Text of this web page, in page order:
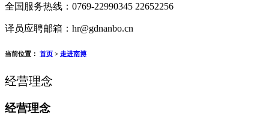
全国服务热线：0769-22990345 22652256
译员应聘邮箱：hr@gdnanbo.cn
当前位置： 首页 > 走进南博
经营理念
经营理念